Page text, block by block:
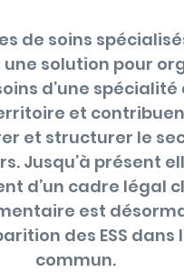
de soins
solution pour
d’une spécialité
et
et structurer le
Jusqu’à présent
d’un cadre légal
est
des ESS dans
commun.